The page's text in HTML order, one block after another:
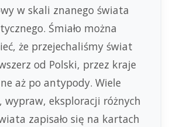
w skali znanego świata
Śmiało można
że przejechaliśmy świat
od Polski, przez kraje
aż po antypody. Wiele
wypraw, eksploracji różnych
zapisało się na kartach